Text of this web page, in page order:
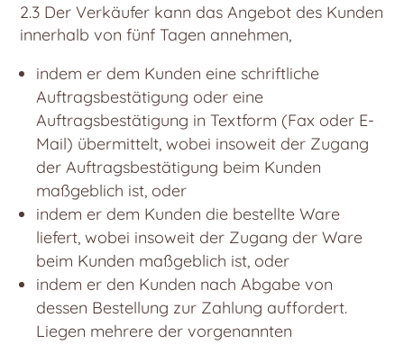
2.3 Der Verkäufer kann das Angebot des Kunden
innerhalb von fünf Tagen annehmen,
indem er dem Kunden eine schriftliche
Auftragsbestätigung oder eine
Auftragsbestätigung in Textform (Fax oder E-
Mail) übermittelt, wobei insoweit der Zugang
der Auftragsbestätigung beim Kunden
maßgeblich ist, oder
indem er dem Kunden die bestellte Ware
liefert, wobei insoweit der Zugang der Ware
beim Kunden maßgeblich ist, oder
indem er den Kunden nach Abgabe von
dessen Bestellung zur Zahlung auffordert.
Liegen mehrere der vorgenannten